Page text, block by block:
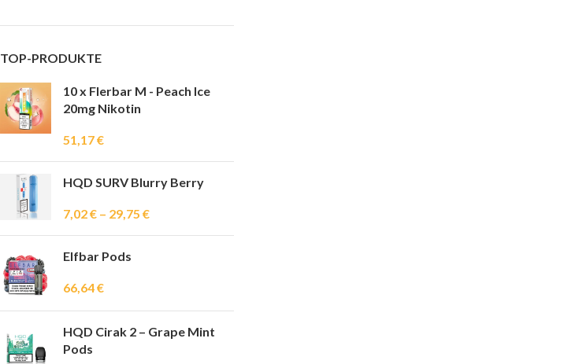
TOP-PRODUKTE
10 x Flerbar M - Peach Ice
20mg Nikotin
51,17€
HQD SURV Blurry Berry
7,02€ – 29,75 €
Elfbar Pods
66,64€
HQD Cirak 2 – Grape Mint
Pods